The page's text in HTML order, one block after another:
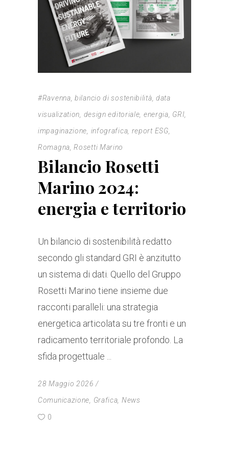
#Ravenna ,bilancio di sostenibilità data
visualization design editoriale energia GRI
impaginazione infografica report ESG
Romagna ,Rosetti Marino
Bilancio Rosetti
Marino 2024:
energia e territorio
Un bilancio di sostenibilità redatto
secondo gli standard GRI è anzitutto
un sistema di dati. Quello del Gruppo
Rosetti Marino tiene insieme due
racconti paralleli: una strategia
energetica articolata su tre fronti e un
radicamento territoriale profondo. La
sfida progettuale
28 Maggio 2026
Comunicazione
Grafica News
0